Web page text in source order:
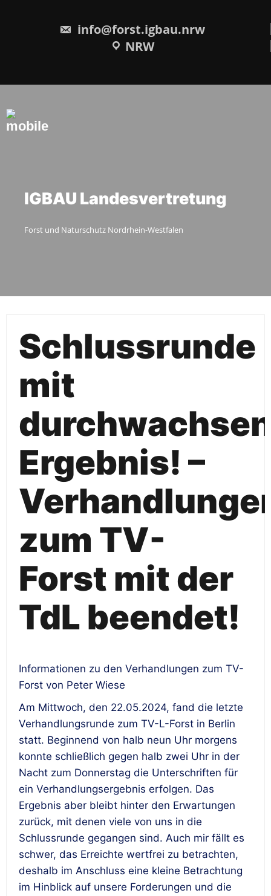
info@forst.igbau.nrw
NRW
IGBAU Landesvertretung
Forst und Naturschutz Nordrhein-Westfalen
Schlussrunde
mit
Ergebnis! –
zum TV-
Forst mit der
TdL beendet!
Informationen zu den Verhandlungen zum TV-
Forst von Peter Wiese
Am Mittwoch, den 22.05.2024, fand die letzte
Verhandlungsrunde zum TV-L-Forst in Berlin
statt. Beginnend von halb neun Uhr morgens
konnte schließlich gegen halb zwei Uhr in der
Nacht zum Donnerstag die Unterschriften für
ein Verhandlungsergebnis erfolgen. Das
Ergebnis aber bleibt hinter den Erwartungen
zurück, mit denen viele von uns in die
Schlussrunde gegangen sind. Auch mir fällt es
schwer, das Erreichte wertfrei zu betrachten,
deshalb im Anschluss eine kleine Betrachtung
im Hinblick auf unsere Forderungen und die